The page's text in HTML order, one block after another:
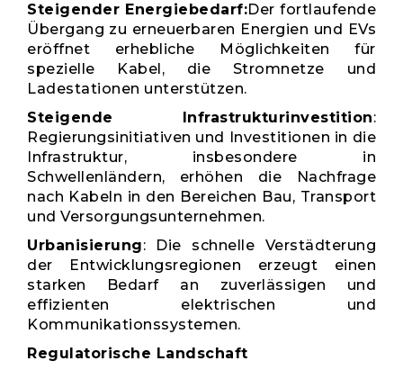
Steigender Energiebedarf:Der fortlaufende
Übergang zu erneuerbaren Energien und EVs
eröffnet erhebliche Möglichkeiten für
spezielle Kabel, die Stromnetze und
Ladestationen unterstützen.
Steigende Infrastrukturinvestition:
Regierungsinitiativen und Investitionen in die
Infrastruktur, insbesondere in
Schwellenländern, erhöhen die Nachfrage
nach Kabeln in den Bereichen Bau, Transport
und Versorgungsunternehmen.
Urbanisierung: Die schnelle Verstädterung
der Entwicklungsregionen erzeugt einen
starken Bedarf an zuverlässigen und
effizienten elektrischen und
Kommunikationssystemen.
Regulatorische Landschaft